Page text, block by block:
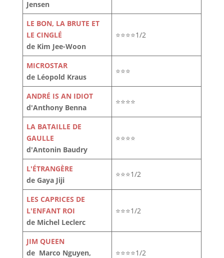
Jensen
LE BON, LA BRUTE ET
LE CINGLÉ
de Kim Jee-Woon
⭐⭐⭐⭐1/2
MICROSTAR
de Léopold Kraus
⭐⭐⭐
ANDRÉ IS AN IDIOT
d'Anthony Benna
⭐⭐⭐⭐
LA BATAILLE DE
GAULLE
d'Antonin Baudry
⭐⭐⭐⭐
L'ÉTRANGÈRE
de Gaya Jiji
⭐⭐⭐1/2
LES CAPRICES DE
L'ENFANT ROI
de Michel Leclerc
⭐⭐⭐1/2
JIM QUEEN
de Marco Nguyen,
⭐⭐⭐⭐1/2